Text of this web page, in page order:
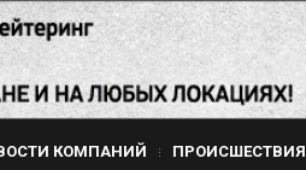
КОМПАНИЙ ПРОИСШЕСТВИЯ